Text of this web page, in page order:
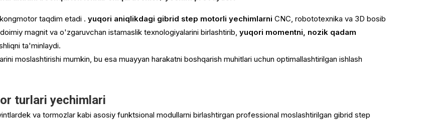
taqdim etadi . yuqori aniqlikdagi gibrid step motorli yechimlarni CNC, robototexnika va 3D bosib
magnit va o'zgaruvchan istamaslik texnologiyalarini birlashtirib, yuqori momentni, nozik qadam
ta'minlaydi.
moslashtirishi mumkin, bu esa muayyan harakatni boshqarish muhitlari uchun optimallashtirilgan ishlash
turlari yechimlari
va tormozlar kabi asosiy funktsional modullarni birlashtirgan professional moslashtirilgan gibrid step